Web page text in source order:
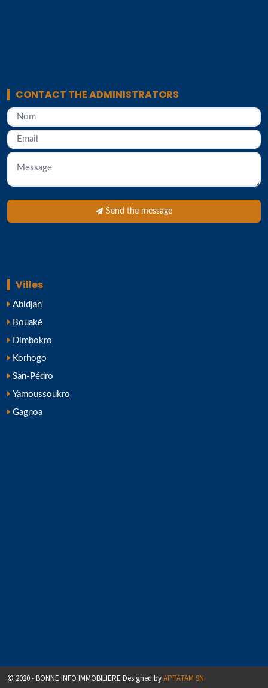
CONTACT THE ADMINISTRATORS
Send the message
Villes
Abidjan
Bouaké
Dimbokro
Korhogo
San-Pédro
Yamoussoukro
Gagnoa
© 2020 - BONNE INFO IMMOBILIERE Designed byAPPATAM SN